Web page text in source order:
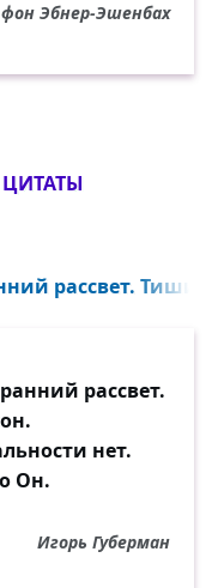
Эбнер-Эшенбах
рассвет.
рассвет.
нет.
Он.
Игорь Губерман